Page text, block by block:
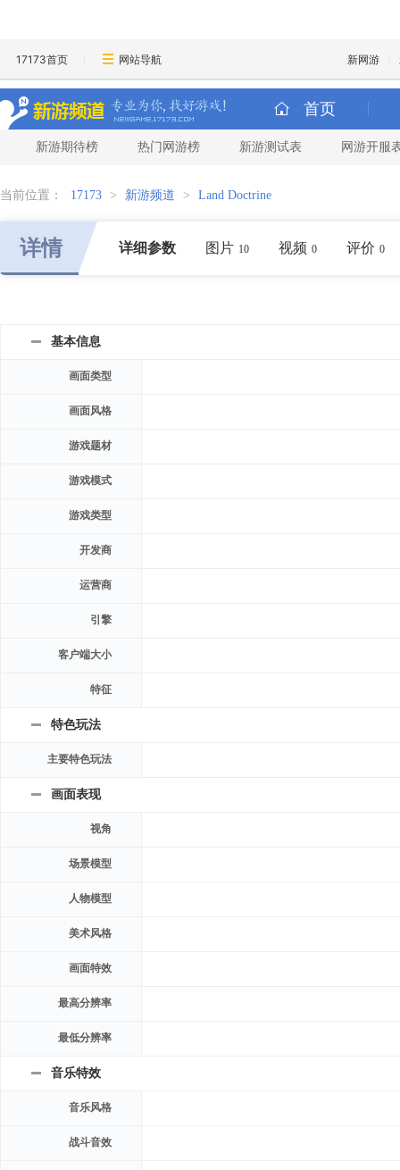
17173首页 网站导航 新网游
首页
新游期待榜 热门网游榜 新游测试表 网游开服
当前位置： 17173 > 新游频道 > Land Doctrine
详情 详细参数 图片 10 视频 0 评价 0
基本信息
画面类型
画面风格
游戏题材
游戏模式
游戏类型
开发商
运营商
引擎
客户端大小
特征
特色玩法
主要特色玩法
画面表现
视角
场景模型
人物模型
美术风格
画面特效
最高分辨率
最低分辨率
音乐特效
音乐风格
战斗音效